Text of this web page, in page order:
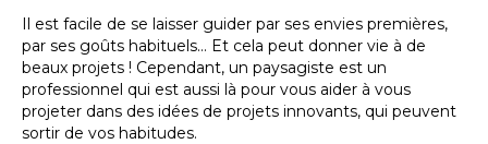
Il est facile de se laisser guider par ses envies premières,
par ses goûts habituels… Et cela peut donner vie à de
beaux projets ! Cependant, un paysagiste est un
professionnel qui est aussi là pour vous aider à vous
projeter dans des idées de projets innovants, qui peuvent
sortir de vos habitudes.